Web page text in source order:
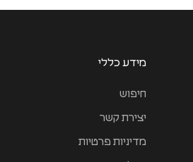
מידע כללי
חיפוש
יצירת קשר
מדיניות פרטיות